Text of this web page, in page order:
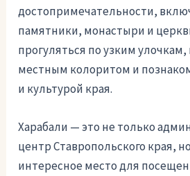
достопримечательности,
памятники, монастыри и
прогуляться по узким улочкам,
местным колоритом и
и культурой края.
Харабали — это не только
центр Ставропольского края,
интересное место для